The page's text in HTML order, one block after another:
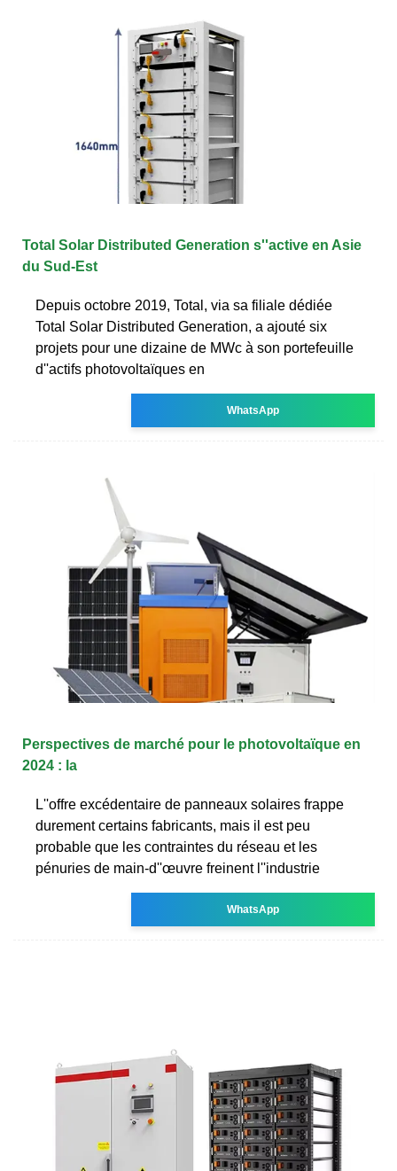
Total Solar Distributed Generation s''active en Asie
du Sud-Est
Depuis octobre 2019, Total, via sa filiale dédiée
Total Solar Distributed Generation, a ajouté six
projets pour une dizaine de MWc à son portefeuille
d''actifs photovoltaïques en
WhatsApp
Perspectives de marché pour le photovoltaïque en
2024 : la
L''offre excédentaire de panneaux solaires frappe
durement certains fabricants, mais il est peu
probable que les contraintes du réseau et les
pénuries de main-d''œuvre freinent l''industrie
WhatsApp